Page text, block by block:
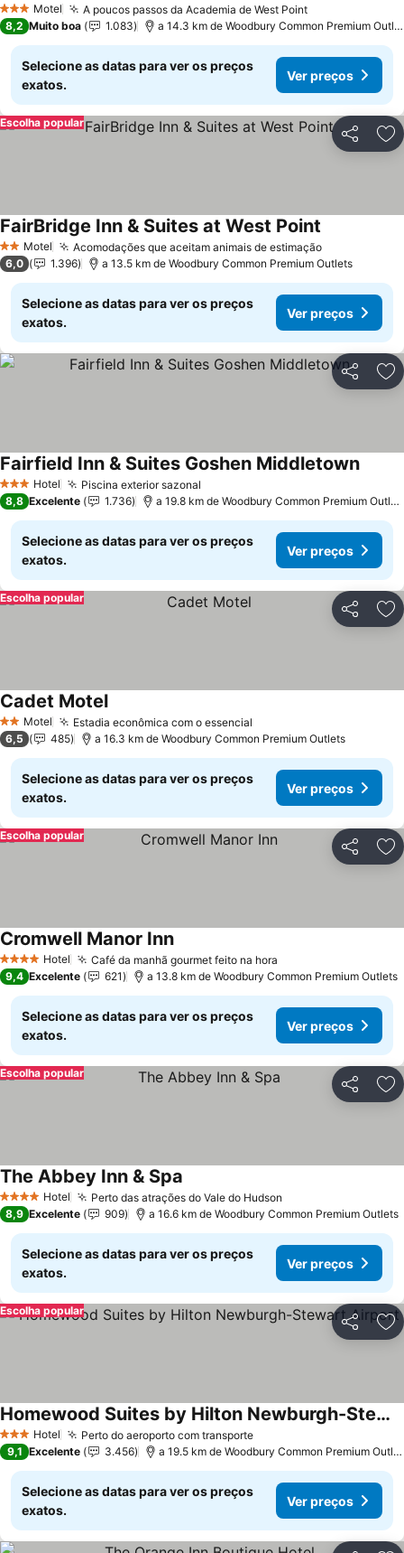
3 EstrelasMotel A poucos passos da Academia de West Point
8,2 Muito boa 1.083 a 14.3 km de Woodbury Common Premium Outlets
Selecione as datas para ver os preços
exatos.
Ver preços
Partilhar
Escolha popular
2 Estrelas
Motel Acomodações que aceitam animais de estimação
FairBridge Inn & Suites at West Point
6,0 1.396 a 13.5 km de Woodbury Common Premium Outlets
Selecione as datas para ver os preços
exatos.
Ver preços
Partilhar
3 EstrelasHotel Piscina exterior sazonal
Fairfield Inn & Suites Goshen Middletown
8,8 Excelente 1.736 a 19.8 km de Woodbury Common Premium Outlets
Selecione as datas para ver os preços
exatos.
Ver preços
Partilhar
Escolha popular
2 Estrelas
Motel Estadia econômica com o essencial
Cadet Motel
6,5 485 a 16.3 km de Woodbury Common Premium Outlets
Selecione as datas para ver os preços
exatos.
Ver preços
Partilhar
Escolha popular
4 EstrelasHotel Café da manhã gourmet feito na hora
Cromwell Manor Inn
9,4 Excelente 621 a 13.8 km de Woodbury Common Premium Outlets
Selecione as datas para ver os preços
exatos.
Ver preços
Partilhar
Escolha popular
4 EstrelasHotel Perto das atrações do Vale do Hudson
The Abbey Inn & Spa
8,9 Excelente 909 a 16.6 km de Woodbury Common Premium Outlets
Selecione as datas para ver os preços
exatos.
Ver preços
Partilhar
Escolha popular
3 EstrelasHotel Perto do aeroporto com transporte
Homewood Suites by Hilton Newburgh-Stewart Airport
9,1 Excelente 3.456 a 19.5 km de Woodbury Common Premium Outlets
Selecione as datas para ver os preços
exatos.
Ver preços